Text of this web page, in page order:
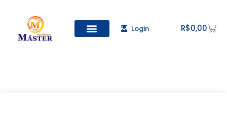
Login R$0,00